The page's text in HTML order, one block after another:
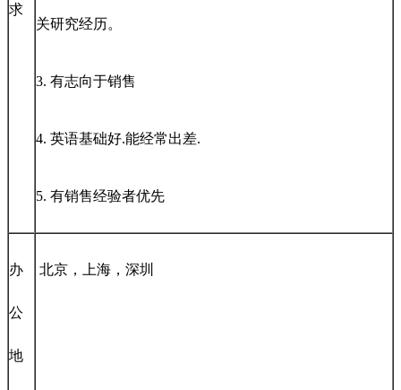
求
关研究经历。
3. 有志向于销售
4. 英语基础好.能经常出差.
5. 有销售经验者优先
办
公
地
北京，上海，深圳